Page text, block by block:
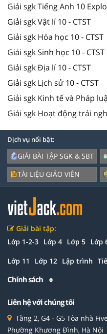
Giải sgk Tiếng Anh 10
Giải sgk Vật lí 10 - CTST
Giải sgk Hóa học 10 - CTST
Giải sgk Sinh học 10 - CTST
Giải sgk Địa lí 10 - CTST
Giải sgk Lịch sử 10 - CTST
Giải sgk Kinh tế và Pháp
Giải sgk Hoạt động trải
Dịch vụ nổi bật:
GIẢI BÀI TẬP SGK & SBT
TÀI LIỆU GIÁO VIÊN
Giải bài tập:
Lớp 1-2-3 Lớp 4 Lớp 5 Lớp
Lớp 11 Lớp 12 Lập trình
Chính sách
Liên hệ với chúng tôi
Tầng 2, G4 - G5 Tòa nhà
Phường Khương Đình, Hà Nội